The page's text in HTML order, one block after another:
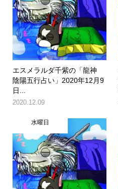
エスメラルダ千紫の「龍神
陰陽五行占い」2020年12月9
日...
2020.12.09
水曜日